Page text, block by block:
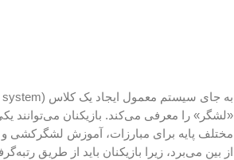
به جای سیستم معمول ایجاد یک کلاس (create-a-class system)،
«لشگر» را معرفی می‌کند. بازیکنان می‌توانند
از بین می‌برد، زیرا بازیکنان باید از طریق